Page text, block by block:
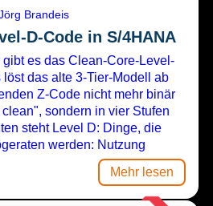
Brandeis
D-Code in S/4HANA
es das Clean-Core-Level-
löst das alte 3-Tier-Modell ab
Z-Code nicht mehr binär
clean", sondern in vier Stufen
steht Level D: Dinge, die
werden: Nutzung
Mehr lesen